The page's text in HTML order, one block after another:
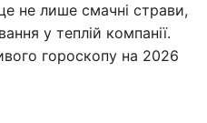
не лише смачні страви,
у теплій компанії.
гороскопу на 2026